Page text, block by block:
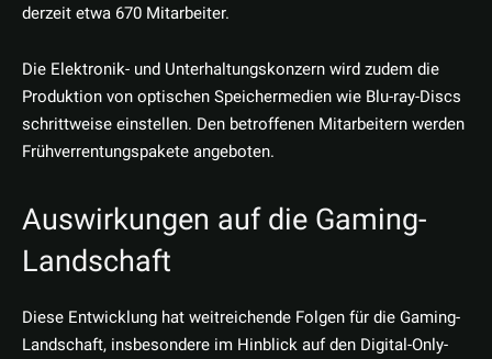
derzeit etwa 670 Mitarbeiter.
Die Elektronik- und Unterhaltungskonzern wird zudem die
Produktion von optischen Speichermedien wie Blu-ray-Discs
schrittweise einstellen. Den betroffenen Mitarbeitern werden
Frühverrentungspakete angeboten.
Auswirkungen auf die Gaming-
Landschaft
Diese Entwicklung hat weitreichende Folgen für die Gaming-
Landschaft, insbesondere im Hinblick auf den Digital-Only-